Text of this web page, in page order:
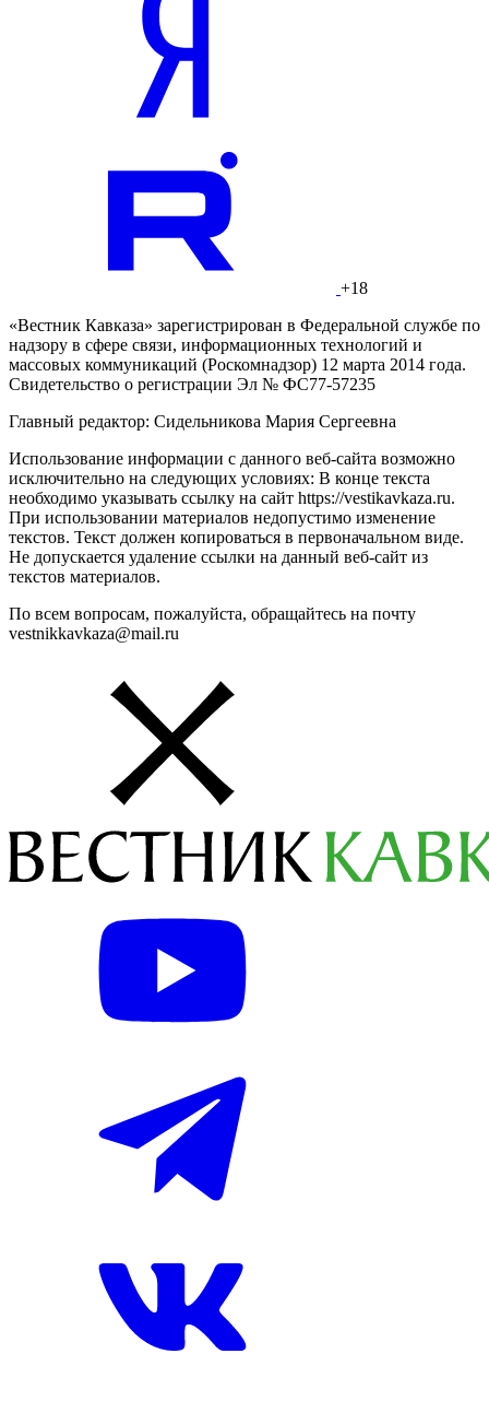
+18
«Вестник Кавказа» зарегистрирован в Федеральной службе по
надзору в сфере связи, информационных технологий и
массовых коммуникаций (Роскомнадзор) 12 марта 2014 года.
Свидетельство о регистрации Эл № ФС77-57235
Главный редактор: Сидельникова Мария Сергеевна
Использование информации с данного веб-сайта возможно
исключительно на следующих условиях: В конце текста
необходимо указывать ссылку на сайт https://vestikavkaza.ru.
При использовании материалов недопустимо изменение
текстов. Текст должен копироваться в первоначальном виде.
Не допускается удаление ссылки на данный веб-сайт из
текстов материалов.
По всем вопросам, пожалуйста, обращайтесь на почту
vestnikkavkaza@mail.ru